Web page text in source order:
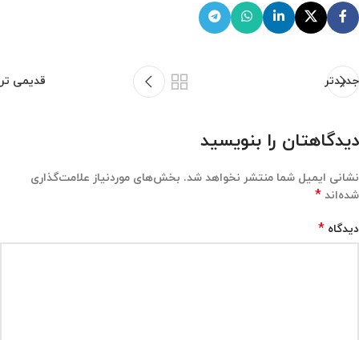
جدیدتر قدیمی تر
دیدگاهتان را بنویسید
نشانی ایمیل شما منتشر نخواهد شد. بخش‌های موردنیاز علامت‌گذاری
شده‌اند *
دیدگاه *